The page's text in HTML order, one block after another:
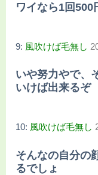
ワイなら1回500
9: 風吹けば毛無し
いや努力やで、
いけば出来るぞ
10: 風吹けば毛無し
そんなの自分の
るでしょ